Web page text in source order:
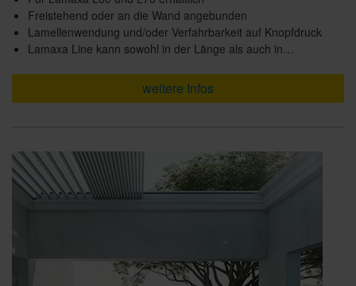
Freistehend oder an die Wand angebunden
Lamellenwendung und/oder Verfahrbarkeit auf Knopfdruck
Lamaxa Line kann sowohl in der Länge als auch in…
weitere Infos